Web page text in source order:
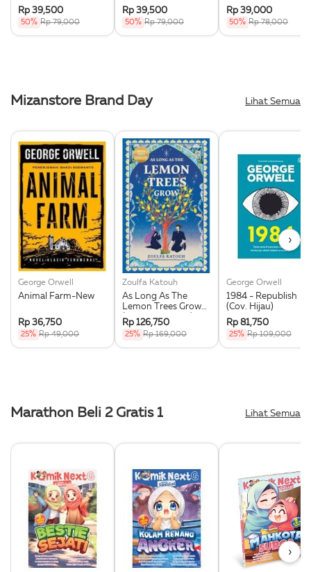
Rp 39,500
50% Rp 79,000
Rp 39,500
50% Rp 79,000
Rp 39,000
50% Rp 78,000
Mizanstore Brand Day Lihat Semua
George Orwell
Animal Farm-New
Rp 36,750
25% Rp 49,000
Zoulfa Katouh
As Long As The
Lemon Trees Grow
(Republish 2025)
Rp 126,750
25% Rp 169,000
George Orwell
1984 - Republish
(Cov. Hijau)
Rp 81,750
25% Rp 109,000
›
Marathon Beli 2 Gratis 1 Lihat Semua
›